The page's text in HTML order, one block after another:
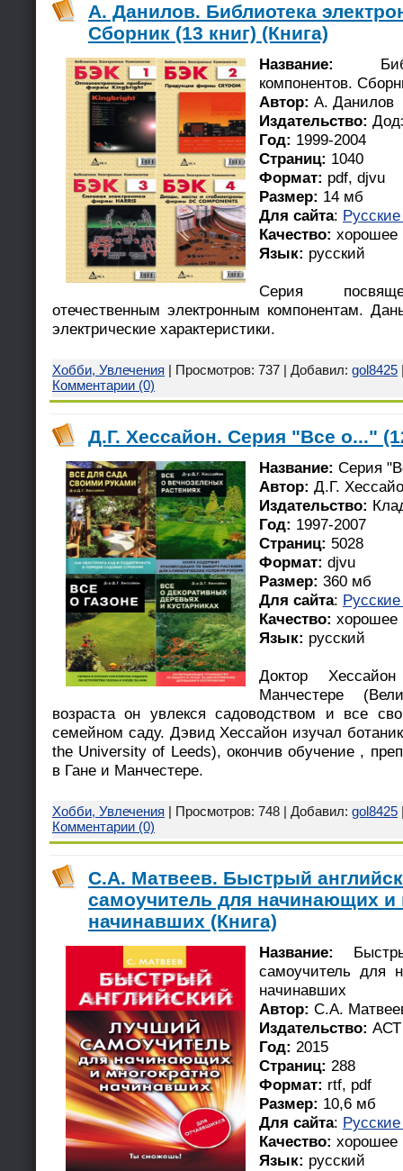
А. Данилов. Библиотека
Сборник (13 книг) (Книга)
Название:
компонентов.
Автор: А. Данилов
Издательство:
Год: 1999-2004
Страниц: 1040
Формат: pdf, djvu
Размер: 14 мб
Для сайта: Русские
Качество: хорошее
Язык: русский
Серия
отечественным электронным компонентам.
электрические характеристики.
Хобби, Увлечения | Просмотров: 737 | Добавил: gol8425
Комментарии (0)
Д.Г. Хессайон. Серия "Все о..."
Название: Серия
Автор: Д.Г.
Издательство:
Год: 1997-2007
Страниц: 5028
Формат: djvu
Размер: 360 мб
Для сайта: Русские
Качество: хорошее
Язык: русский
Доктор
Манчестере
возраста он увлекся садоводством и все
семейном саду. Дэвид Хессайон изучал
the University of Leeds), окончив обучение ,
в Гане и Манчестере.
Хобби, Увлечения | Просмотров: 748 | Добавил: gol8425
Комментарии (0)
С.А. Матвеев. Быстрый
самоучитель для начинающих и
начинавших (Книга)
Название:
самоучитель для
начинавших
Автор: С.А.
Издательство: АСТ
Год: 2015
Страниц: 288
Формат: rtf, pdf
Размер: 10,6 мб
Для сайта: Русские
Качество: хорошее
Язык: русский